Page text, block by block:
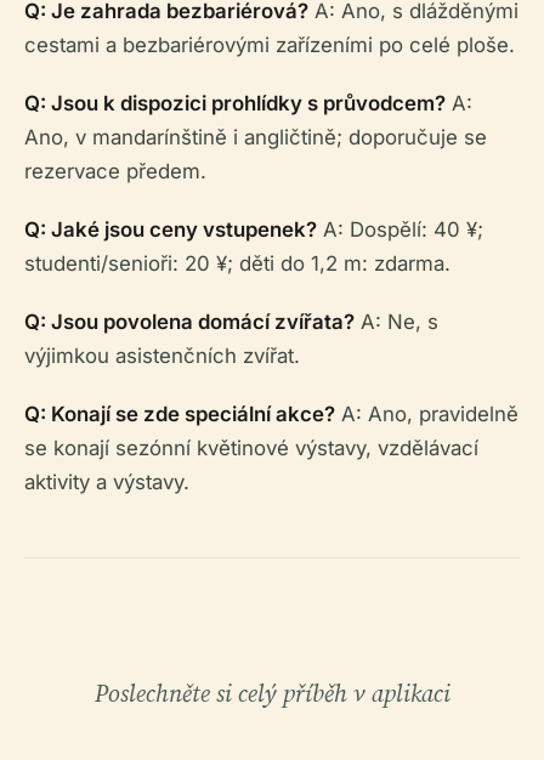
Q: Je zahrada bezbariérová? A: Ano, s dlážděnými
cestami a bezbariérovými zařízeními po celé ploše.
Q: Jsou k dispozici prohlídky s průvodcem? A:
Ano, v mandarínštině i angličtině; doporučuje se
rezervace předem.
Q: Jaké jsou ceny vstupenek? A: Dospělí: 40 ¥;
studenti/senioři: 20 ¥; děti do 1,2 m: zdarma.
Q: Jsou povolena domácí zvířata? A: Ne, s
výjimkou asistenčních zvířat.
Q: Konají se zde speciální akce? A: Ano, pravidelně
se konají sezónní květinové výstavy, vzdělávací
aktivity a výstavy.
Poslechněte si celý příběh v aplikaci